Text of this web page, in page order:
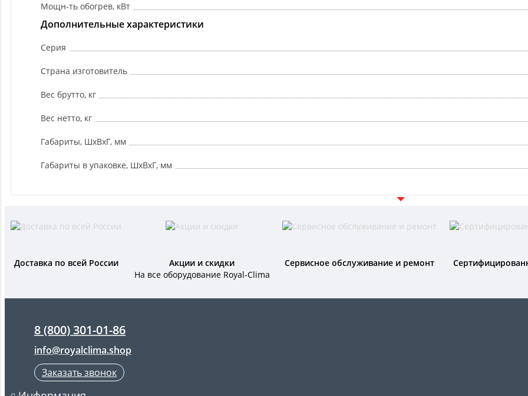
Мощн-ть обогрев, кВт
Дополнительные характеристики
Серия
Страна изготовитель
Вес брутто, кг
Вес нетто, кг
Габариты, ШxВxГ, мм
Габариты в упаковке, ШxВxГ, мм
Доставка по всей России
Акции и скидки
На все оборудование Royal-Clima
Сервисное обслуживание и ремонт
8 (800) 301-01-86
info@royalclima.shop
Заказать звонок